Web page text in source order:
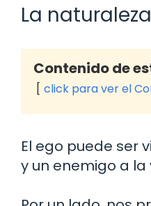
La
Contenido de
click para ver el
El ego puede ser
y un enemigo a la